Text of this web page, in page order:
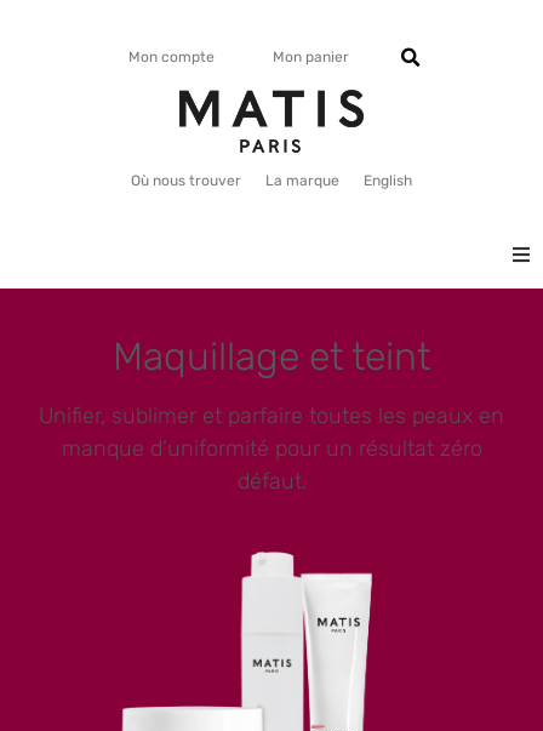
Où nous trouver La marque English
Mon compte Mon panier
MATISMAG
Maquillage et teint
Unifier, sublimer et parfaire toutes les peaux en
manque d’uniformité pour un résultat zéro
défaut.